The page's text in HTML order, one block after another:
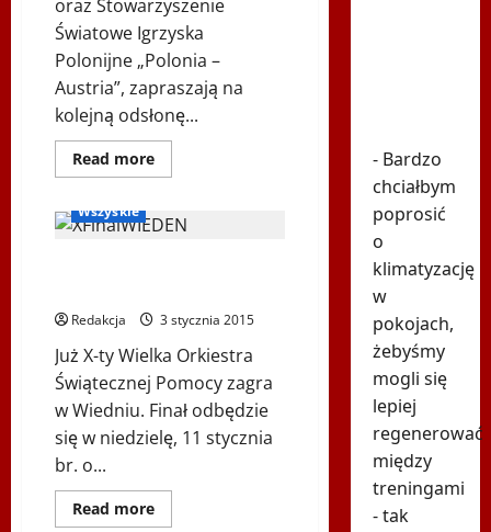
oraz Stowarzyszenie
Światowe Igrzyska
Polonijne „Polonia –
Austria”, zapraszają na
kolejną odsłonę...
Read moreDowiedz
się
V
BIEG
II
EDITION
Inne
Ogłoszenia
Wszyskie
Redakcja 3 stycznia 2015
Już X-ty Wielka Orkiestra
Świątecznej Pomocy zagra
w Wiedniu. Finał odbędzie
się w niedzielę, 11 stycznia
br. o...
Read moreDowiedz
się
- Bardzo
chciałbym
poprosić
o
klimatyzację
w
pokojach,
żebyśmy
mogli się
lepiej
regenerować
między
treningami
- tak